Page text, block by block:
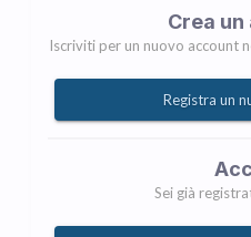
Crea
Iscriviti per un nuovo account
Registra un
Sei già